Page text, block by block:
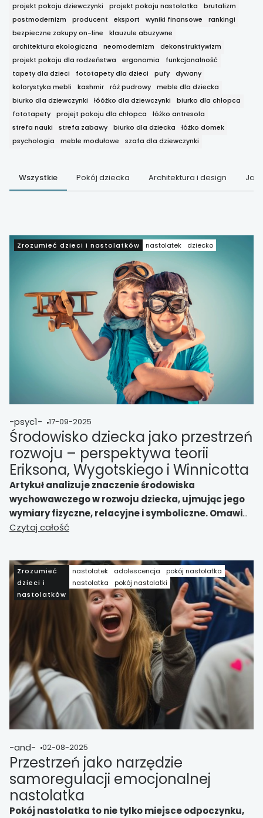
projekt pokoju dziewczynki
projekt pokoju nastolatka
brutalizm
postmodernizm
producent eksport wyniki finansowe
rankingi
bezpieczne zakupy on-line
klauzule abuzywne
architektura ekologiczna
neomodernizm
dekonstruktywizm
projekt pokoju dla rodzeństwa
ergonomia
funkcjonalność
tapety dla dzieci
fototapety dla dzieci pufy
dywany
kolorystyka mebli
kashmir róż pudrowy
meble dla dziecka
biurko dla dziewczynki
łóóżko dla dziewczynki
biurko dla chłopca
fototapety
projejt pokoju dla chłopca
łóżko antresola
strefa nauki
strefa zabawy biurko dla dziecka
łóżko domek
psychologia
meble modułowe szafa dla dziewczynki
Wszystkie Pokój dziecka Architektura i design Jak
Zrozumieć dzieci i nastolatków nastolatek dziecko
-psyc1- 17-09-2025
Środowisko dziecka jako przestrzeń
rozwoju – perspektywa teorii
Eriksona, Wygotskiego i Winnicotta
Artykuł analizuje znaczenie środowiska
wychowawczego w rozwoju dziecka, ujmując jego
wymiary fizyczne, relacyjne i symboliczne. Omawia
koncepcję Eriksona, teorię Wygotskiego oraz
integracyjnego, które ukazuje rozwój dziecka jako
proces wielowymiarowy i dynamiczny.
Czytaj całość
Zrozumieć
dzieci i
nastolatków
nastolatek adolescencja
pokój nastolatka
nastolatka
pokój nastolatki
-and- 02-08-2025
Przestrzeń jako narzędzie
samoregulacji emocjonalnej
nastolatka
Pokój nastolatka to nie tylko miejsce odpoczynku,